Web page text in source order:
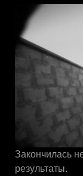
Закончилась
результаты.